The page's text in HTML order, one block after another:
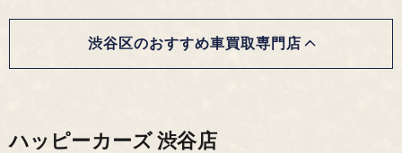
渋谷区のおすすめ車買取専門店
ハッピーカーズ 渋谷店